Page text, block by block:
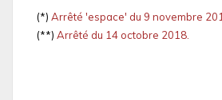
(*) Arrêté 'espace' du 9 novembre
(**) Arrêté du 14 octobre 2018.